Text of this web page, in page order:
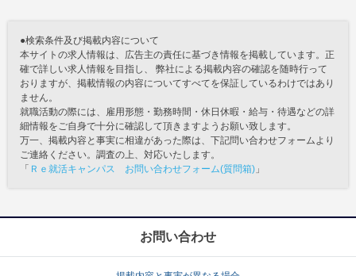
●検索条件及び掲載内容について
本サイトの求人情報は、広告主の責任に基づき情報を掲載しています。正
確で詳しい求人情報を目指し、 弊社による掲載内容の確認を随時行って
おりますが、掲載情報の内容についてすべてを保証しているわけではあり
ません。
就職活動の際には、雇用形態・勤務時間・休日休暇・給与・待遇などの詳
細情報をご自身で十分に確認して頂きますようお願い致します。
万一、掲載内容と事実に相違があった際は、下記問い合わせフォームより
ご連絡ください。調査の上、対応いたします。
「 Ｒｅ就活キャンパス お問い合わせフォーム(質問箱) 」
お問い合わせ